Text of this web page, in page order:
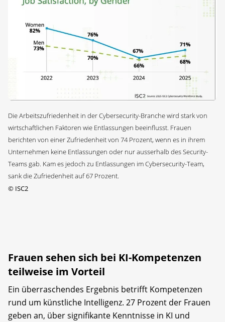
Die Arbeitszufriedenheit in der Cybersecurity-Branche wird stark von
wirtschaftlichen Faktoren wie Entlassungen beeinflusst. Frauen
berichten von einer Zufriedenheit von 74 Prozent, wenn es in ihrem
Unternehmen keine Entlassungen oder nur ausserhalb des Security-
Teams gab. Kam es jedoch zu Entlassungen im Cybersecurity-Team,
sank die Zufriedenheit auf 67 Prozent.
© ISC2
Frauen sehen sich bei KI-Kompetenzen
teilweise im Vorteil
Ein überraschendes Ergebnis betrifft Kompetenzen
rund um künstliche Intelligenz. 27 Prozent der Frauen
geben an, über signifikante Kenntnisse in KI und